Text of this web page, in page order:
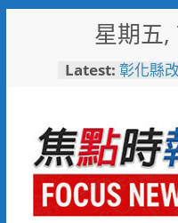
星期五
Latest: 敲敲門
彰化縣
梁 解
小米之
場 父親
少子化
未婚聯
彰化縣